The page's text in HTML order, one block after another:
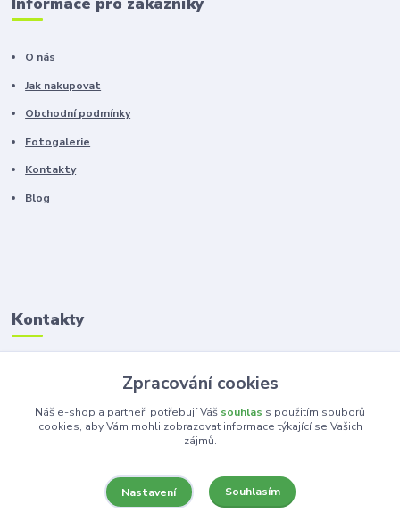
O nás
Jak nakupovat
Obchodní podmínky
Fotogalerie
Kontakty
Blog
Kontakty
Zákaznická podpora
+420 603 100 966
(Po-Pá, 8-16 hod.)
Zpracování cookies
Náš e-shop a partneři potřebují Váš souhlas s použitím souborů
cookies, aby Vám mohli zobrazovat informace týkající se Vašich
zájmů.
Nastavení Souhlasím